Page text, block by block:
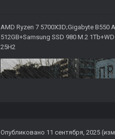
AMD Ryzen 7 5700X3D;Gigabyte B550
512GB+Samsung SSD 980 M.2
25H2
Опубликовано 11 сентября, 2025